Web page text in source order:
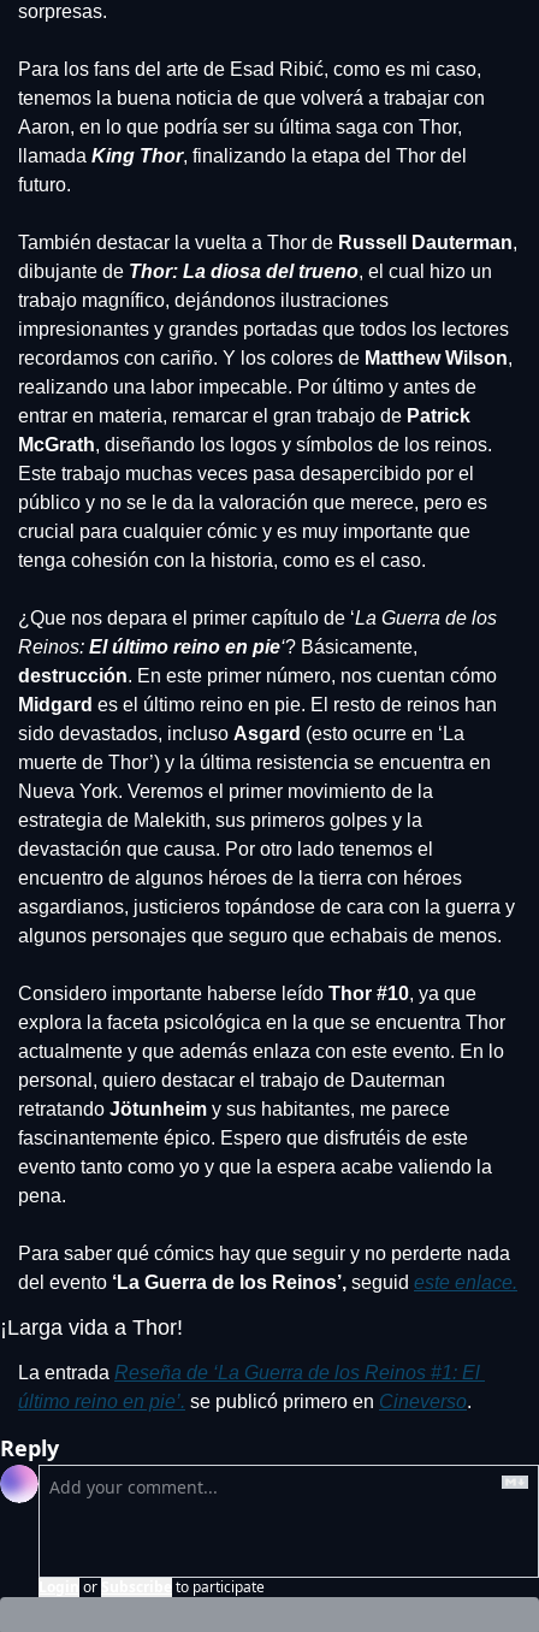
sorpresas.
Para los fans del arte de Esad Ribić, como es mi caso,
tenemos la buena noticia de que volverá a trabajar con
Aaron, en lo que podría ser su última saga con Thor,
llamada King Thor, finalizando la etapa del Thor del
futuro.
También destacar la vuelta a Thor de Russell Dauterman,
dibujante de Thor: La diosa del trueno, el cual hizo un
trabajo magnífico, dejándonos ilustraciones
impresionantes y grandes portadas que todos los lectores
recordamos con cariño. Y los colores de Matthew Wilson,
realizando una labor impecable. Por último y antes de
entrar en materia, remarcar el gran trabajo de Patrick
McGrath, diseñando los logos y símbolos de los reinos.
Este trabajo muchas veces pasa desapercibido por el
público y no se le da la valoración que merece, pero es
crucial para cualquier cómic y es muy importante que
tenga cohesión con la historia, como es el caso.
¿Que nos depara el primer capítulo de ‘La Guerra de los
Reinos: El último reino en pie‘
destrucción
Midgard es el último reino en pie. El resto de reinos han
sido devastados, incluso Asgard (esto ocurre en ‘La
muerte de Thor’) y la última resistencia se encuentra en
Nueva York. Veremos el primer movimiento de la
estrategia de Malekith, sus primeros golpes y la
devastación que causa. Por otro lado tenemos el
encuentro de algunos héroes de la tierra con héroes
asgardianos, justicieros topándose de cara con la guerra y
algunos personajes que seguro que echabais de menos.
Considero importante haberse leído Thor #10, ya que
explora la faceta psicológica en la que se encuentra Thor
actualmente y que además enlaza con este evento. En lo
personal, quiero destacar el trabajo de Dauterman
retratando Jötunheim y sus habitantes, me parece
fascinantemente épico. Espero que disfrutéis de este
evento tanto como yo y que la espera acabe valiendo la
pena.
Para saber qué cómics hay que seguir y no perderte nada
del evento ‘La Guerra de los Reinos’, seguid este enlace.
¡Larga vida a Thor!
La entrada Reseña de ‘La Guerra de los Reinos #1: El
último reino en pie’. se publicó primero en Cineverso.
Reply
or to participate